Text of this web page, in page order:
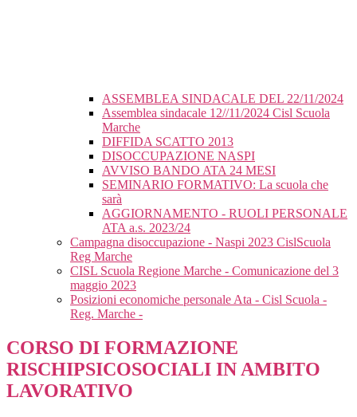
ASSEMBLEA SINDACALE DEL 22/11/2024
Assemblea sindacale 12//11/2024 Cisl Scuola
Marche
DIFFIDA SCATTO 2013
DISOCCUPAZIONE NASPI
AVVISO BANDO ATA 24 MESI
SEMINARIO FORMATIVO: La scuola che
sarà
AGGIORNAMENTO - RUOLI PERSONALE
ATA a.s. 2023/24
Campagna disoccupazione - Naspi 2023 CislScuola
Reg Marche
CISL Scuola Regione Marche - Comunicazione del 3
maggio 2023
Posizioni economiche personale Ata - Cisl Scuola -
Reg. Marche -
CORSO DI FORMAZIONE
RISCHIPSICOSOCIALI IN AMBITO
LAVORATIVO